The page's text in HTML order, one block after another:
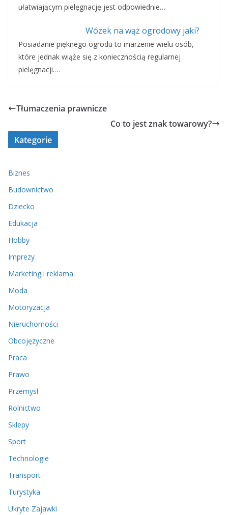
ułatwiającym pielęgnację jest odpowiednie…
Wózek na wąż ogrodowy jaki?
Posiadanie pięknego ogrodu to marzenie wielu osób,
które jednak wiąże się z koniecznością regularnej
pielęgnacji.…
Tłumaczenia prawnicze
Co to jest znak towarowy?
Kategorie
Biznes
Budownictwo
Dziecko
Edukacja
Hobby
Imprezy
Marketing i reklama
Moda
Motoryzacja
Nieruchomości
Obcojęzyczne
Praca
Prawo
Przemysł
Rolnictwo
Sklepy
Sport
Technologie
Transport
Turystyka
Ukryte Zajawki